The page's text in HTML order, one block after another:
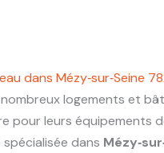
dans Mézy‑sur‑Seine
logements et
pour leurs équipements
dans